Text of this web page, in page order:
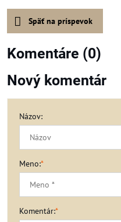
Späť na príspevok
Komentáre (0)
Nový komentár
Názov:
Meno:*
Komentár:*